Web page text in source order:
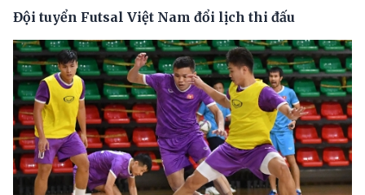
Đội tuyển Futsal Việt Nam đổi lịch thi đấu